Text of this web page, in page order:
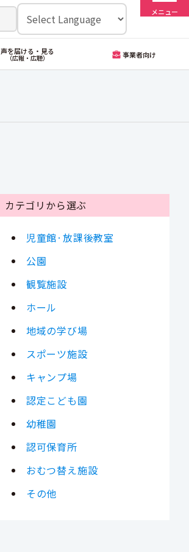
メニュー
声を届ける・見る
（広報・広聴） 事業者向け
カテゴリから選ぶ
児童館·放課後教室
公園
観覧施設
ホール
地域の学び場
スポーツ施設
キャンプ場
認定こども園
幼稚園
認可保育所
おむつ替え施設
その他